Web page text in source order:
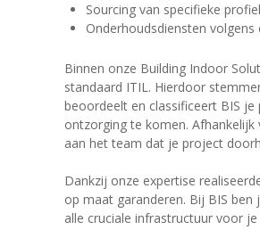
Sourcing van specifieke
Onderhoudsdiensten
Binnen onze Building Indoor
standaard ITIL. Hierdoor
beoordeelt en classificeert BIS
ontzorging te komen. Afhankelijk
aan het team dat je project
Dankzij onze expertise
op maat garanderen. Bij BIS
alle cruciale infrastructuur voor